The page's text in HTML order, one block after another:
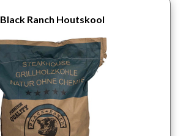
Black Ranch Houtskool